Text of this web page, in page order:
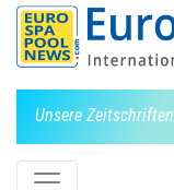
Unsere Zeitschriften